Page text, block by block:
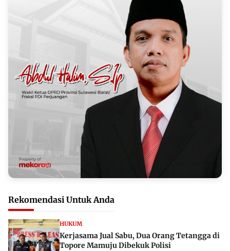
Rekomendasi Untuk Anda
HUKUM
Kerjasama Jual Sabu, Dua Orang Tetangga di
Topore Mamuju Dibekuk Polisi